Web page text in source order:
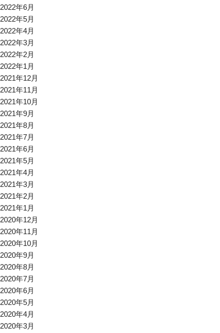
2022年6月
2022年5月
2022年4月
2022年3月
2022年2月
2022年1月
2021年12月
2021年11月
2021年10月
2021年9月
2021年8月
2021年7月
2021年6月
2021年5月
2021年4月
2021年3月
2021年2月
2021年1月
2020年12月
2020年11月
2020年10月
2020年9月
2020年8月
2020年7月
2020年6月
2020年5月
2020年4月
2020年3月